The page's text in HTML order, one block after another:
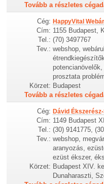
Tovább a részletes
Cég: HappyVital
Cím: 1155 Budapest,
Tel.: (70) 3497767
Tev.: webshop,
prosztata
Körzet: Budapest
Tovább a részletes
Cég: Dávid
Cím: 1149 Budapest
Tel.: (30) 9141775,
Tev.: webshop,
aranyozás,
ezüst ékszer,
Körzet: Budapest XIV.
Dunaharaszti,